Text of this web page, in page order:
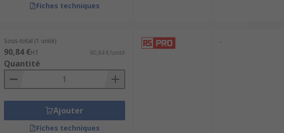
Fiches techniques
Sous-total (1 unité)
90,84 €HT 90,84 €/unité
Quantité
Ajouter
Fiches techniques
-